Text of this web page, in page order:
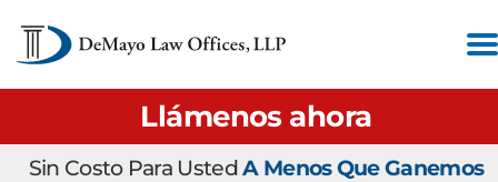
Llámenos ahora
Sin Costo Para UstedA Menos Que Ganemos